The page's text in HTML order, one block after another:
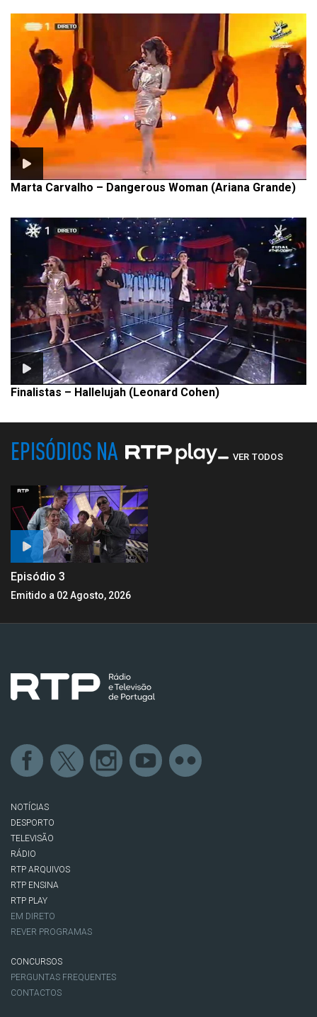
Marta Carvalho – Dangerous Woman (Ariana Grande)
Finalistas – Hallelujah (Leonard Cohen)
EPISÓDIOS NA VER TODOS
Episódio 3
Emitido a 02 Agosto, 2026
NOTÍCIAS
DESPORTO
TELEVISÃO
RÁDIO
RTP ARQUIVOS
RTP ENSINA
RTP PLAY
EM DIRETO
REVER PROGRAMAS
CONCURSOS
PERGUNTAS FREQUENTES
CONTACTOS